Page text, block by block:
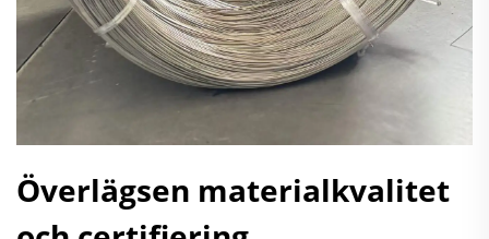
Överlägsen materialkvalitet